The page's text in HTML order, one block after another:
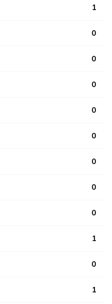
1
0
0
0
0
0
0
0
0
1
0
1